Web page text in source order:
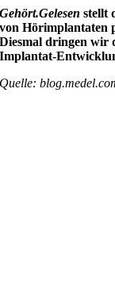
Gehört.Gelesenstellt
von Hörimplantaten
Diesmal dringen wir
Implantat-
Quelle: